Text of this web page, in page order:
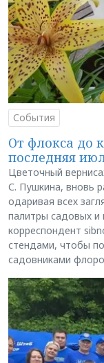
События
От флокса до
последняя
Цветочный
С. Пушкина, вновь
одаривая всех
палитры садовых и
корреспондент
стендами, чтобы
садовниками